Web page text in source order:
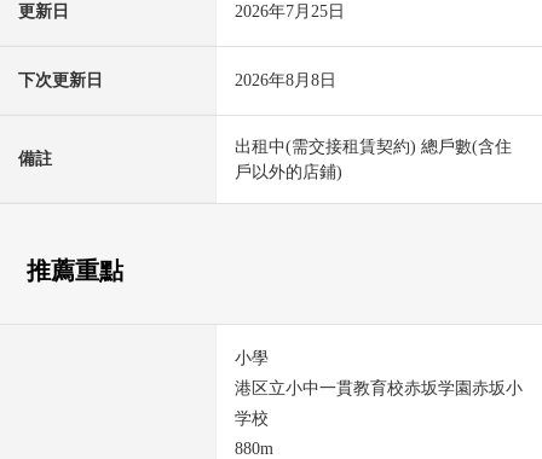
更新日 2026年7月25日
下次更新日 2026年8月8日
備註
出租中(需交接租賃契約) 總戶數(含住
戶以外的店鋪)
推薦重點
小學
港区立小中一貫教育校赤坂学園赤坂小
学校
880m